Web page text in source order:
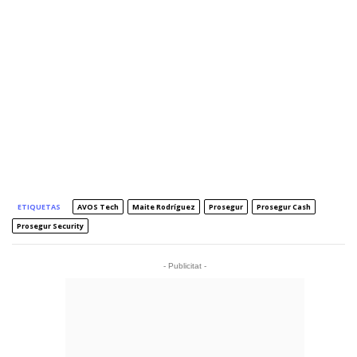
ETIQUETAS AVOS Tech Maite Rodríguez Prosegur
Prosegur Cash
Prosegur Security
- Publicitat -